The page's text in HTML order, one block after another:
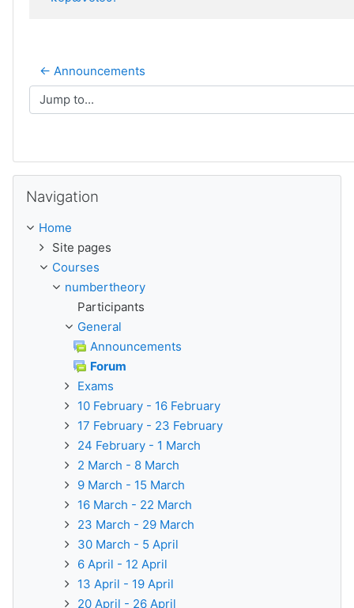
← Announcements
Jump to...
Navigation
Home
Site pages
Courses
numbertheory
Participants
General
Announcements
Forum
Exams
10 February - 16 February
17 February - 23 February
24 February - 1 March
2 March - 8 March
9 March - 15 March
16 March - 22 March
23 March - 29 March
30 March - 5 April
6 April - 12 April
13 April - 19 April
20 April - 26 April